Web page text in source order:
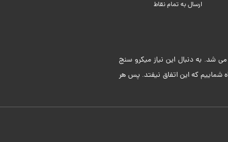
ارسال به تمام نقاط
شد. به دنبال این نیاز میکرو سنج
شماییم که این اتفاق نیفتد. پس هر